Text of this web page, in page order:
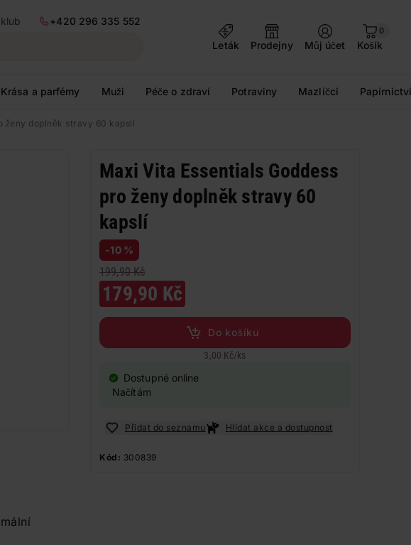
+420 296 335 552
Leták
Prodejny Můj účet
0
Košík
Krása a parfémy Muži Péče o zdraví Potraviny Mazlíčci
ženy doplněk stravy 60 kapslí
Maxi Vita Essentials Goddess
pro ženy doplněk stravy 60
kapslí
199,90 Kč
179,90 Kč
-10 %
Do košíku
3,00 Kč/ks
Dostupné online
Načítám
Přidat do seznamu Hlídat akce a dostupnost
Kód: 300839